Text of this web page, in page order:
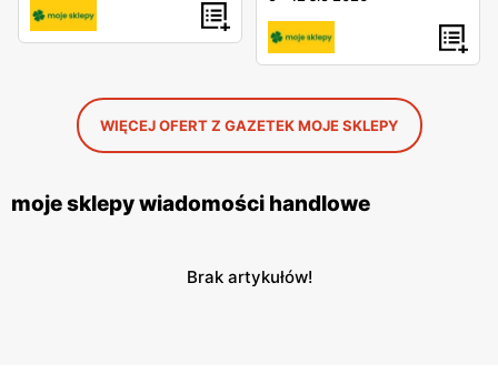
WIĘCEJ OFERT Z GAZETEK MOJE SKLEPY
moje sklepy wiadomości handlowe
Brak artykułów!